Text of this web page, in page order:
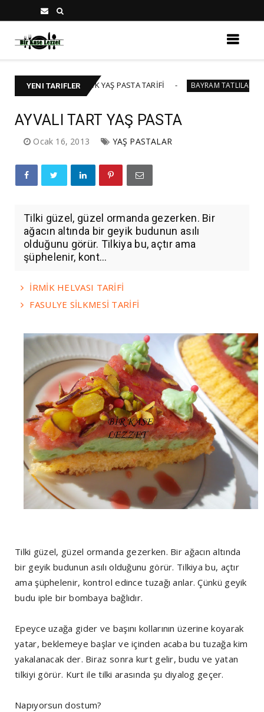
YENI TARIFLER
40-45 KİŞİLİK YAŞ PASTA TARİFİ BAYRAM TATLILARI
AYVALI TART YAŞ PASTA
Ocak 16, 2013 YAŞ PASTALAR
Tilki güzel, güzel ormanda gezerken. Bir
ağacın altında bir geyik budunun asılı
olduğunu görür. Tilkiya bu, açtır ama
şüphelenir, kont...
İRMİK HELVASI TARİFİ
FASULYE SİLKMESİ TARİFİ
Tilki güzel, güzel ormanda gezerken. Bir ağacın altında
bir geyik budunun asılı olduğunu görür. Tilkiya bu, açtır
ama şüphelenir, kontrol edince tuzağı anlar. Çünkü geyik
budu iple bir bombaya bağlıdır.
Epeyce uzağa gider ve başını kollarının üzerine koyarak
yatar, beklemeye başlar ve içinden acaba bu tuzağa kim
yakalanacak der. Biraz sonra kurt gelir, budu ve yatan
tilkiyi görür. Kurt ile tilki arasında şu diyalog geçer.
Napıyorsun dostum?